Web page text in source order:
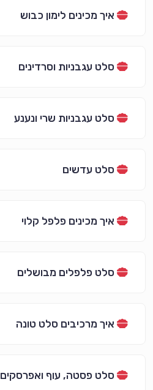
איך מכינים לימון כבוש
סלט עגבניות וסרדינים
סלט עגבניות שרי ונענע
סלט עדשים
איך מכינים פלפל קלוי
סלט פלפלים מבושלים
איך מרכיבים סלט טונה
סלט פסטה, עוף ואפרסקים